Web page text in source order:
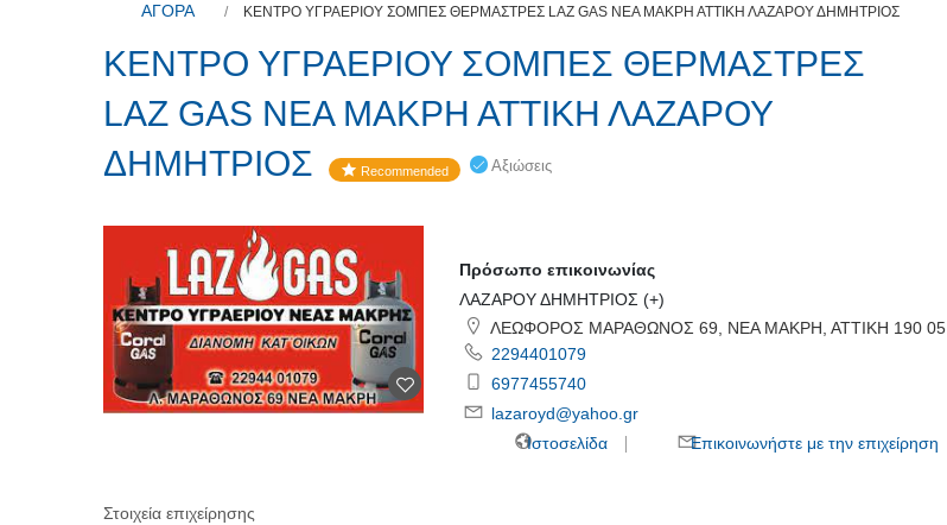
ΑΓΟΡΑ ΚΕΝΤΡΟ ΥΓΡΑΕΡΙΟΥ ΣΟΜΠΕΣ ΘΕΡΜΑΣΤΡΕΣ LAZ GAS ΝΕΑ ΜΑΚΡΗ ΑΤΤΙΚΗ ΛΑΖΑΡΟΥ ΔΗΜΗΤΡΙΟΣ
ΚΕΝΤΡΟ ΥΓΡΑΕΡΙΟΥ ΣΟΜΠΕΣ ΘΕΡΜΑΣΤΡΕΣ
LAZ GAS ΝΕΑ ΜΑΚΡΗ ΑΤΤΙΚΗ ΛΑΖΑΡΟΥ
ΔΗΜΗΤΡΙΟΣ
Recommended Αξιώσεις
Πρόσωπο επικοινωνίας
ΛΑΖΑΡΟΥ ΔΗΜΗΤΡΙΟΣ (+)
ΛΕΩΦΟΡΟΣ ΜΑΡΑΘΩΝΟΣ 69, ΝΕΑ ΜΑΚΡΗ, ΑΤΤΙΚΗ 190 05
2294401079
6977455740
lazaroyd@yahoo.gr
Ιστοσελίδα
Επικοινωνήστε με την επιχείρηση
Στοιχεία επιχείρησης